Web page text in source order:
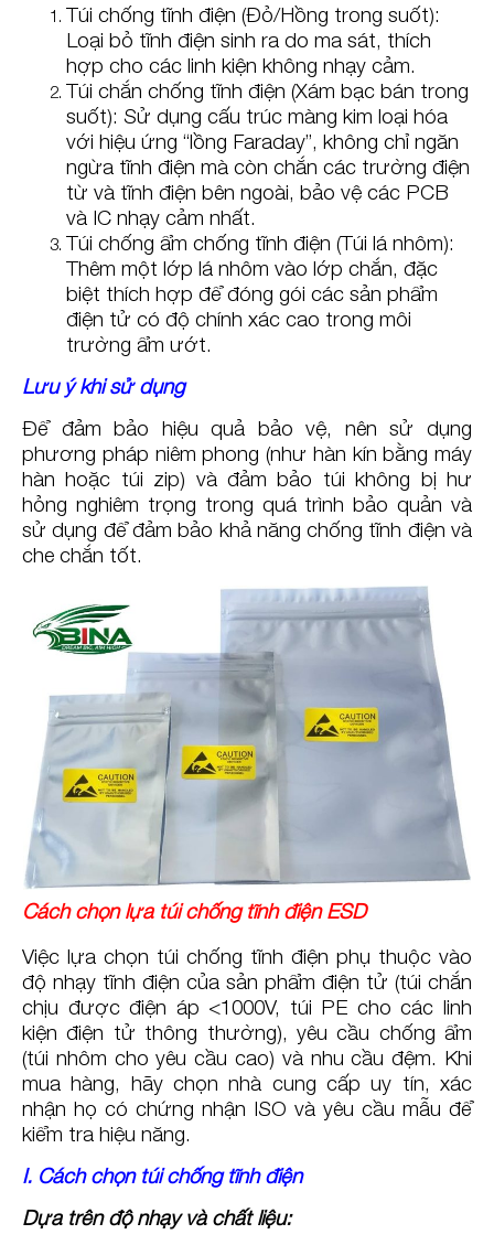
Túi chống tĩnh điện (Đỏ/Hồng trong suốt):
Loại bỏ tĩnh điện sinh ra do ma sát, thích
hợp cho các linh kiện không nhạy cảm.
Túi chắn chống tĩnh điện (Xám bạc bán trong
suốt): Sử dụng cấu trúc màng kim loại hóa
với hiệu ứng “lồng Faraday”, không chỉ ngăn
ngừa tĩnh điện mà còn chắn các trường điện
từ và tĩnh điện bên ngoài, bảo vệ các PCB
và IC nhạy cảm nhất.
Túi chống ẩm chống tĩnh điện (Túi lá nhôm):
Thêm một lớp lá nhôm vào lớp chắn, đặc
biệt thích hợp để đóng gói các sản phẩm
điện tử có độ chính xác cao trong môi
trường ẩm ướt.
Lưu ý khi sử dụng
Để đảm bảo hiệu quả bảo vệ, nên sử dụng
phương pháp niêm phong (như hàn kín bằng máy
hàn hoặc túi zip) và đảm bảo túi không bị hư
hỏng nghiêm trọng trong quá trình bảo quản và
sử dụng để đảm bảo khả năng chống tĩnh điện và
che chắn tốt.
Cách chọn lựa túi chống tĩnh điện ESD
Việc lựa chọn túi chống tĩnh điện phụ thuộc vào
độ nhạy tĩnh điện của sản phẩm điện tử (túi chắn
chịu được điện áp <1000V, túi PE cho các linh
kiện điện tử thông thường), yêu cầu chống ẩm
(túi nhôm cho yêu cầu cao) và nhu cầu đệm. Khi
mua hàng, hãy chọn nhà cung cấp uy tín, xác
nhận họ có chứng nhận ISO và yêu cầu mẫu để
kiểm tra hiệu năng.
I. Cách chọn túi chống tĩnh điện
Dựa trên độ nhạy và chất liệu: